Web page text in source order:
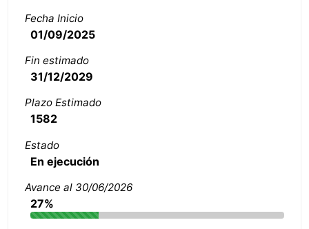
Fecha Inicio
01/09/2025
Fin estimado
31/12/2029
Plazo Estimado
1582
Estado
En ejecución
Avance al 30/06/2026
27%